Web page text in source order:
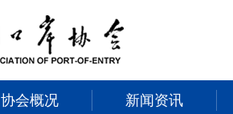
协会概况 新闻资讯